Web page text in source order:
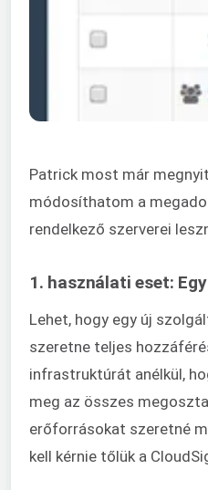
Patrick most már
módosíthatom a
rendelkező szerverei
1. használati eset:
Lehet, hogy egy új
szeretne teljes
infrastruktúrát anélkül,
meg az összes
erőforrásokat szeretné
kell kérnie tőlük a